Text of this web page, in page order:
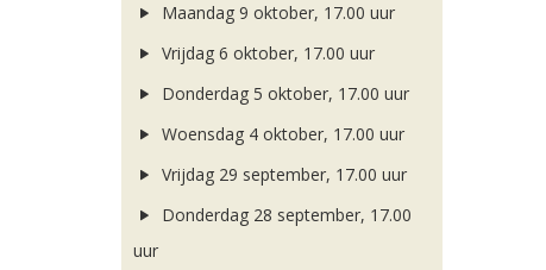
Maandag 9 oktober, 17.00 uur
Vrijdag 6 oktober, 17.00 uur
Donderdag 5 oktober, 17.00 uur
Woensdag 4 oktober, 17.00 uur
Vrijdag 29 september, 17.00 uur
Donderdag 28 september, 17.00
uur